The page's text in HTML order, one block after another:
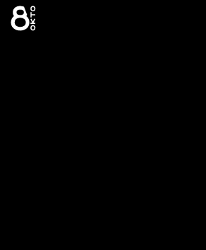
Zum
Inhalt
springen